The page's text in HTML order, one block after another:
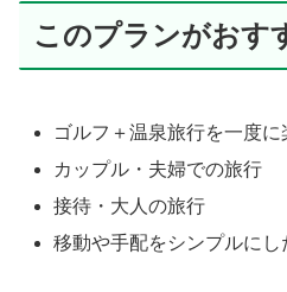
このプランがおす
ゴルフ＋温泉旅行を一度に
カップル・夫婦での旅行
接待・大人の旅行
移動や手配をシンプルにし